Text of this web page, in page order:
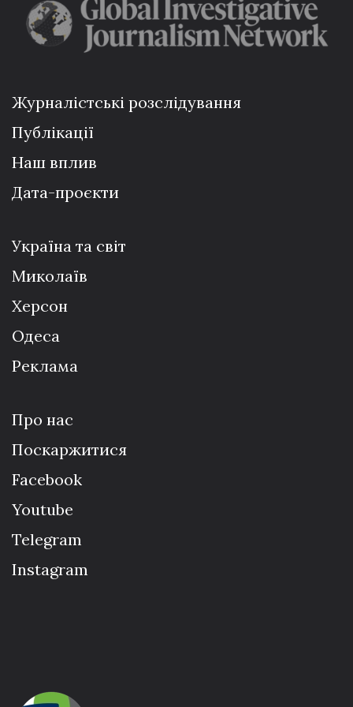
Журналістські розслідування
Публікації
Наш вплив
Дата-проєкти
Україна та світ
Миколаїв
Херсон
Одеса
Реклама
Про нас
Поскаржитися
Facebook
Youtube
Telegram
Instagram